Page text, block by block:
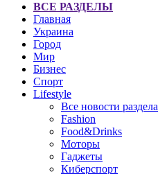
ВСЕ РАЗДЕЛЫ
Главная
Украина
Город
Мир
Бизнес
Спорт
Lifestyle
Все новости раздела
Fashion
Food&Drinks
Моторы
Гаджеты
Киберспорт